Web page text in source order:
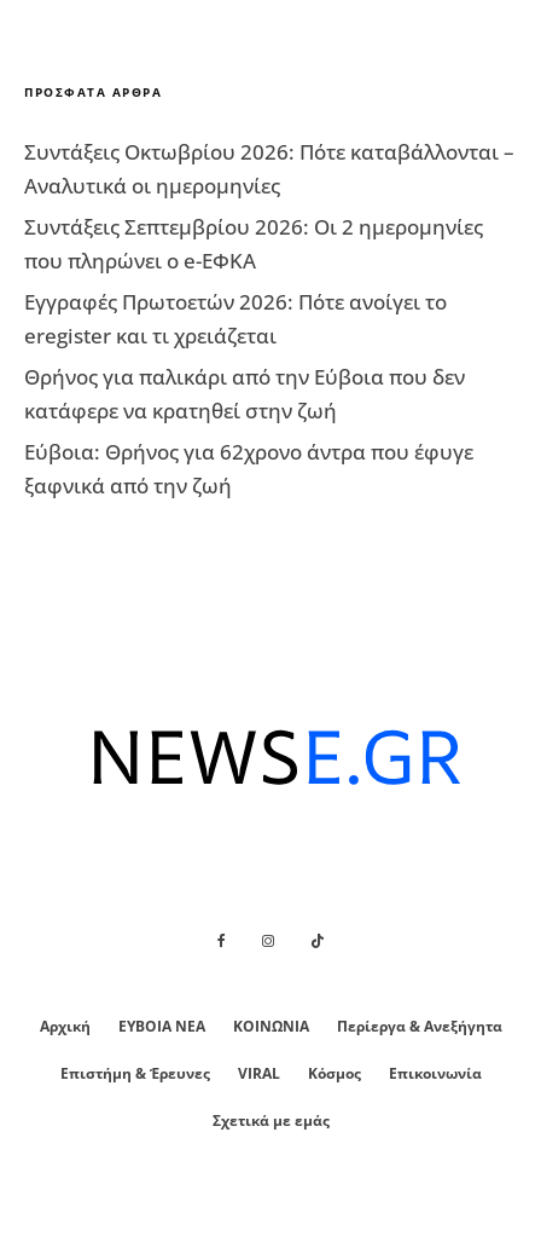
ΠΡΌΣΦΑΤΑ ΆΡΘΡΑ
Συντάξεις Οκτωβρίου 2026: Πότε καταβάλλονται –
Αναλυτικά οι ημερομηνίες
Συντάξεις Σεπτεμβρίου 2026: Οι 2 ημερομηνίες
που πληρώνει ο e-ΕΦΚΑ
Εγγραφές Πρωτοετών 2026: Πότε ανοίγει το
eregister και τι χρειάζεται
Θρήνος για παλικάρι από την Εύβοια που δεν
κατάφερε να κρατηθεί στην ζωή
Εύβοια: Θρήνος για 62χρονο άντρα που έφυγε
ξαφνικά από την ζωή
Αρχική ΕΥΒΟΙΑ ΝΕΑ ΚΟΙΝΩΝΙΑ Περίεργα & Ανεξήγητα
Επιστήμη & Έρευνες VIRAL Κόσμος Επικοινωνία
Σχετικά με εμάς